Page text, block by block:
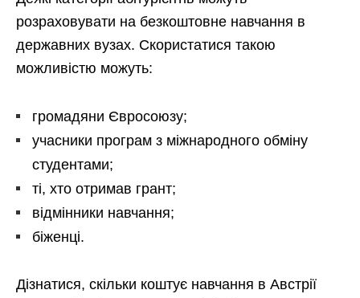
розраховувати на безкоштовне навчання в
державних вузах. Скористатися такою
можливістю можуть:
громадяни Євросоюзу;
учасники програм з міжнародного обміну
студентами;
ті, хто отримав грант;
відмінники навчання;
біженці.
Дізнатися, скільки коштує навчання в Австрії